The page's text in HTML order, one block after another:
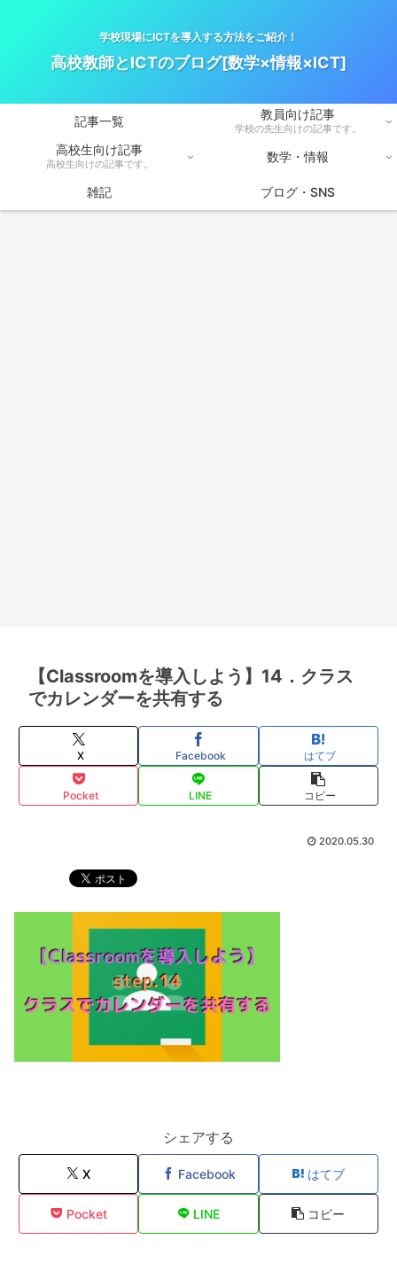
学校現場にICTを導入する方法をご紹介！
高校教師とICTのブログ[数学×情報×ICT]
記事一覧 教員向け記事
学校の先生向けの記事です。
高校生向け記事
高校生向けの記事です。 数学・情報
雑記 ブログ・SNS
【Classroomを導入しよう】14．クラス
でカレンダーを共有する
X Facebook はてブ
Pocket LINE コピー
2020.05.30
シェアする
X Facebook はてブ
Pocket LINE コピー